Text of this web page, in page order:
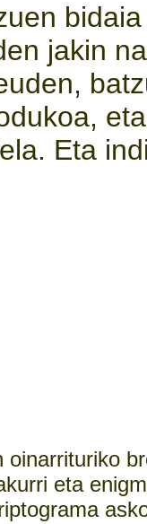
jakin
Eta
oinarrituriko
eta